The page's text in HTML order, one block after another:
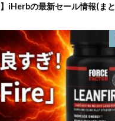
】iHerbの最新セール情報(ま